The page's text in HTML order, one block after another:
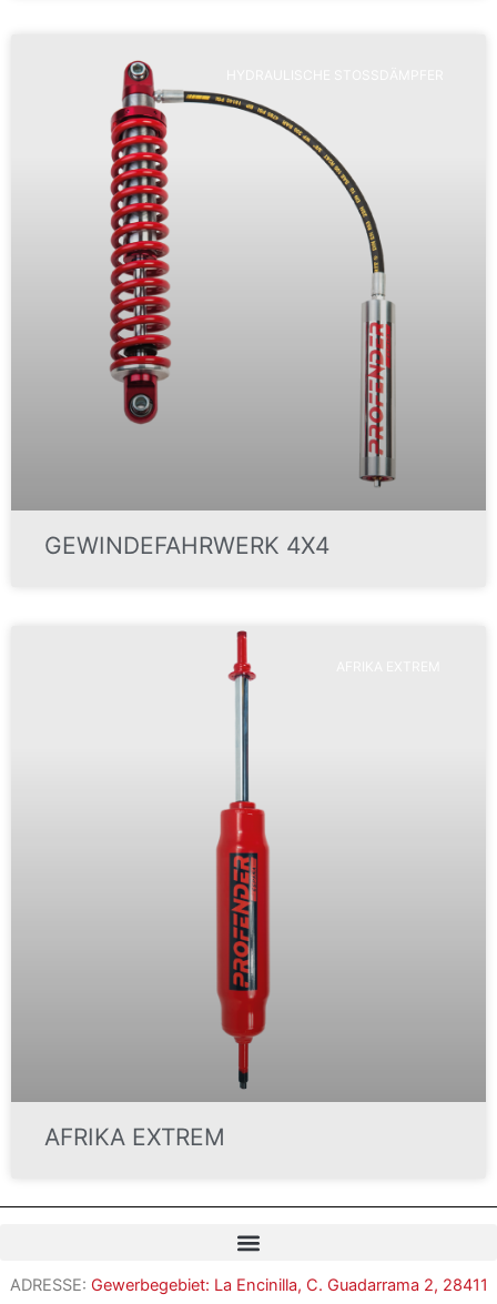
GEWINDEFAHRWERK 4X4
AFRIKA EXTREM
ADRESSE: Gewerbegebiet: La Encinilla, C. Guadarrama 2, 28411